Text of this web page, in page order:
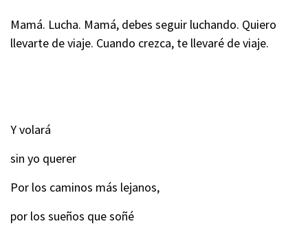
Mamá. Lucha. Mamá, debes seguir luchando. Quiero
llevarte de viaje. Cuando crezca, te llevaré de viaje.
Y volará
sin yo querer
Por los caminos más lejanos,
por los sueños que soñé